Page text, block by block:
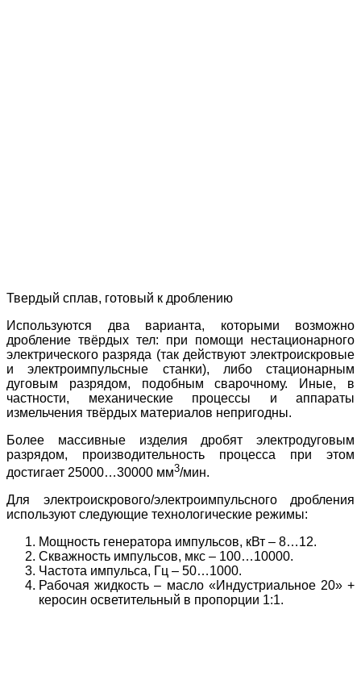
Твердый сплав, готовый к дроблению
Используются два варианта, которыми возможно
дробление твёрдых тел: при помощи нестационарного
электрического разряда (так действуют электроискровые
и электроимпульсные станки), либо стационарным
дуговым разрядом, подобным сварочному. Иные, в
частности, механические процессы и аппараты
измельчения твёрдых материалов непригодны.
Более массивные изделия дробят электродуговым
разрядом, производительность процесса при этом
достигает 25000…30000 мм3/мин.
Для электроискрового/электроимпульсного дробления
используют следующие технологические режимы:
Мощность генератора импульсов, кВт – 8…12.
Скважность импульсов, мкс – 100…10000.
Частота импульса, Гц – 50…1000.
Рабочая жидкость – масло «Индустриальное 20» +
керосин осветительный в пропорции 1:1.